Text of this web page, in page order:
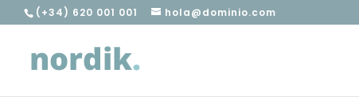
(+34) 620 001 001 hola@dominio.com